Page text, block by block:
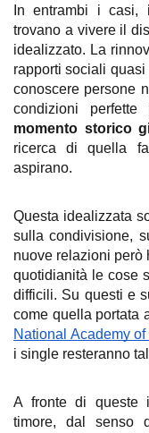
In entrambi i casi,
trovano a vivere il
idealizzato. La
rapporti sociali
conoscere persone
condizioni
momento storico
ricerca di quella
aspirano.
Questa idealizzata
sulla condivisione,
nuove relazioni però
quotidianità le cose
difficili. Su questi e
come quella portata
National Academy
i single resteranno
A fronte di queste
timore, dal senso